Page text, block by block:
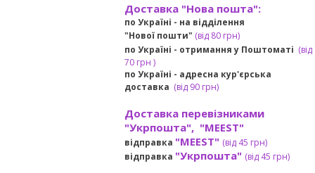
Доставка "Нова пошта":
по Україні - на відділення
"Нової пошти" (від 80 грн)
по Україні - отримання у Поштоматі (від
70 грн )
по Україні - адресна кур'єрська
доставка (від90 грн)
Доставка перевізниками
"Укрпошта", "MEEST"
відправка "MEEST" (від 45 грн)
відправка "Укрпошта" (від 45 грн)